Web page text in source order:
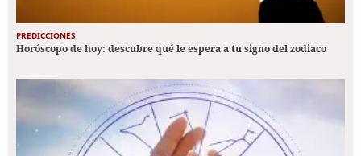
PREDICCIONES
Horóscopo de hoy: descubre qué le espera a tu signo del zodiaco